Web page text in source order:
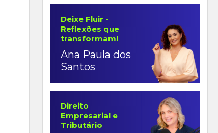
Deixe Fluir -
Reflexões que
transformam!
Ana Paula dos
Santos
Direito
Empresarial e
Tributário